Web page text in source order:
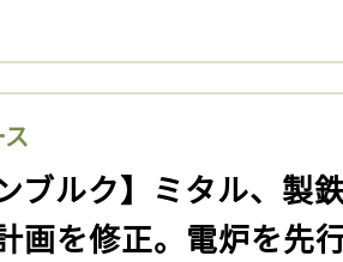
ブルク】ミタル、製
画を修正。電炉を先